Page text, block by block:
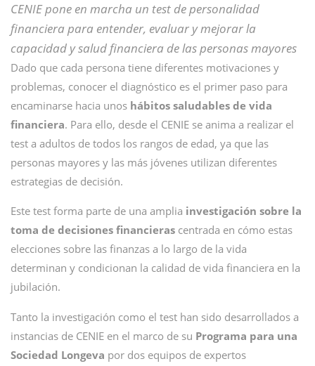
CENIE pone en marcha un test de personalidad
financiera para entender, evaluar y mejorar la
capacidad y salud financiera de las personas mayores
Dado que cada persona tiene diferentes motivaciones y
problemas, conocer el diagnóstico es el primer paso para
encaminarse hacia unos hábitos saludables de vida
financiera. Para ello, desde el CENIE se anima a realizar el
test a adultos de todos los rangos de edad, ya que las
personas mayores y las más jóvenes utilizan diferentes
estrategias de decisión.
Este test forma parte de una amplia investigación sobre la
toma de decisiones financieras centrada en cómo estas
elecciones sobre las finanzas a lo largo de la vida
determinan y condicionan la calidad de vida financiera en la
jubilación.
Tanto la investigación como el test han sido desarrollados a
instancias de CENIE en el marco de su Programa para una
Sociedad Longeva por dos equipos de expertos